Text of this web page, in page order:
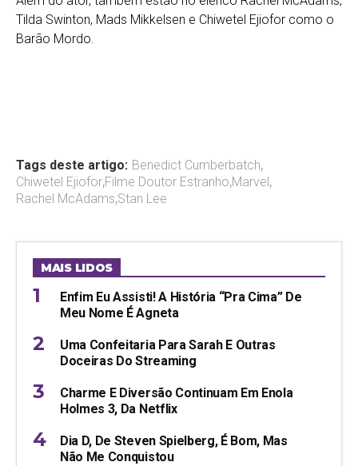
Tilda Swinton, Mads Mikkelsen e Chiwetel Ejiofor como o
Barão Mordo.
Tags deste artigo: Benedict Cumberbatch,
Chiwetel Ejiofor,Filme Doutor Estranho,Marvel ,
Rachel McAdams,Stan Lee
MAIS LIDOS
Enfim Eu Assisti! A História “pra Cima” De
Meu Nome É Agneta
Uma Confeitaria Para Sarah E Outras
Doceiras Do Streaming
Charme E Diversão Continuam Em Enola
Holmes 3, Da Netflix
Dia D, De Steven Spielberg, É Bom, Mas
Não Me Conquistou